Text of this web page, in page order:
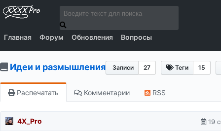
Главная Форум Обновления Вопросы
Записи 27 Теги 15
Идеи и размышления
Распечатать Комментарии RSS
4X_Pro 19